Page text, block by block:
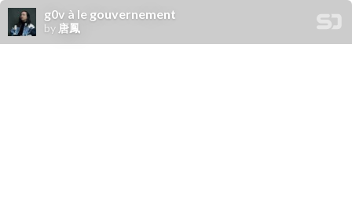
g0v à le gouvernement
by 唐鳳